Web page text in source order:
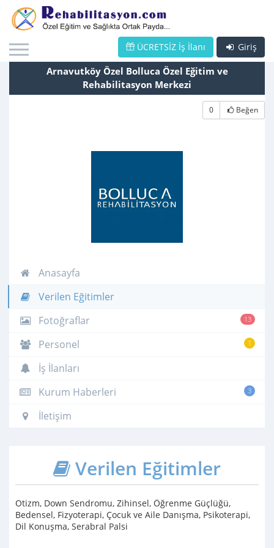
Giriş
ÜCRETSİZ İş İlanı
Arnavutköy Özel Bolluca Özel Eğitim ve
Rehabilitasyon Merkezi
0 Beğen
Anasayfa
Verilen Eğitimler
13
Fotoğraflar
1
Personel
İş İlanları
3
Kurum Haberleri
İletişim
Verilen Eğitimler
Otizm, Down Sendromu, Zihinsel, Öğrenme Güçlüğü,
Bedensel, Fizyoterapi, Çocuk ve Aile Danışma, Psikoterapi,
Dil Konuşma, Serabral Palsi